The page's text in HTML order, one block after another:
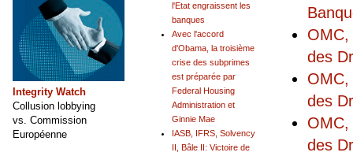
OMC,
des
OMC,
des
OMC,
des
l'Etat engraissent les
banques
Avec l'accord
d'Obama, la troisième
crise des subprimes
est préparée par
Federal Housing
Administration et
Ginnie Mae
IASB, IFRS, Solvency
II, Bâle II: Victoire de
Integrity Watch
Collusion lobbying
vs. Commission
Européenne